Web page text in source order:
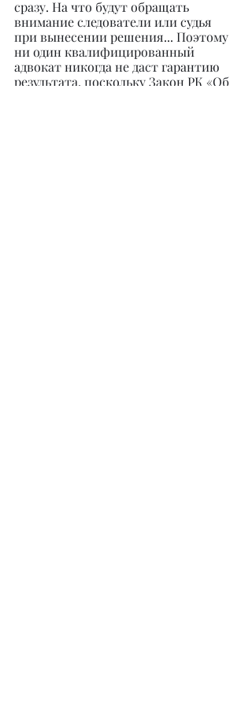
сразу. На что будут обращать
внимание следователи или судья
при вынесении решения... Поэтому
ни один квалифицированный
адвокат никогда не даст гарантию
результата, поскольку Закон РК «Об